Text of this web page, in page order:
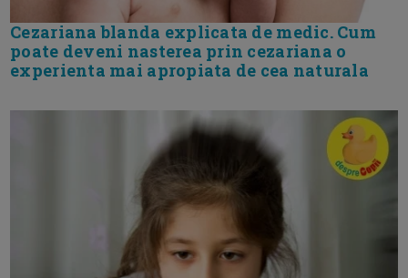
Cezariana blanda explicata de medic. Cum
poate deveni nasterea prin cezariana o
experienta mai apropiata de cea naturala